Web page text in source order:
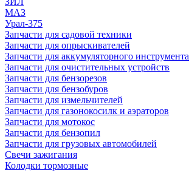
МАЗ
Урал-375
Запчасти для садовой техники
Запчасти для опрыскивателей
Запчасти для аккумуляторного инструмента
Запчасти для очистительных устройств
Запчасти для бензорезов
Запчасти для бензобуров
Запчасти для измельчителей
Запчасти для газонокосилк и аэраторов
Запчасти для мотокос
Запчасти для бензопил
Запчасти для грузовых автомобилей
Свечи зажигания
Колодки тормозные